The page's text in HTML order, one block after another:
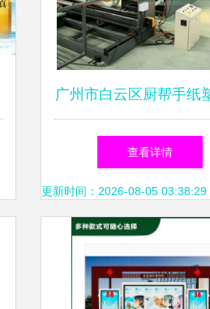
广州市白云区厨帮手纸
厂——专注品质包装，
牌升级
查看详情
更新时间：2026-08-05 03:38:29